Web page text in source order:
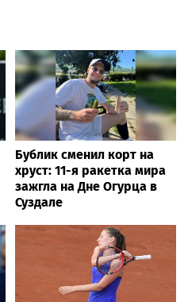
Собянин: МЦД продлят
Владимирской
и Ярославской областей